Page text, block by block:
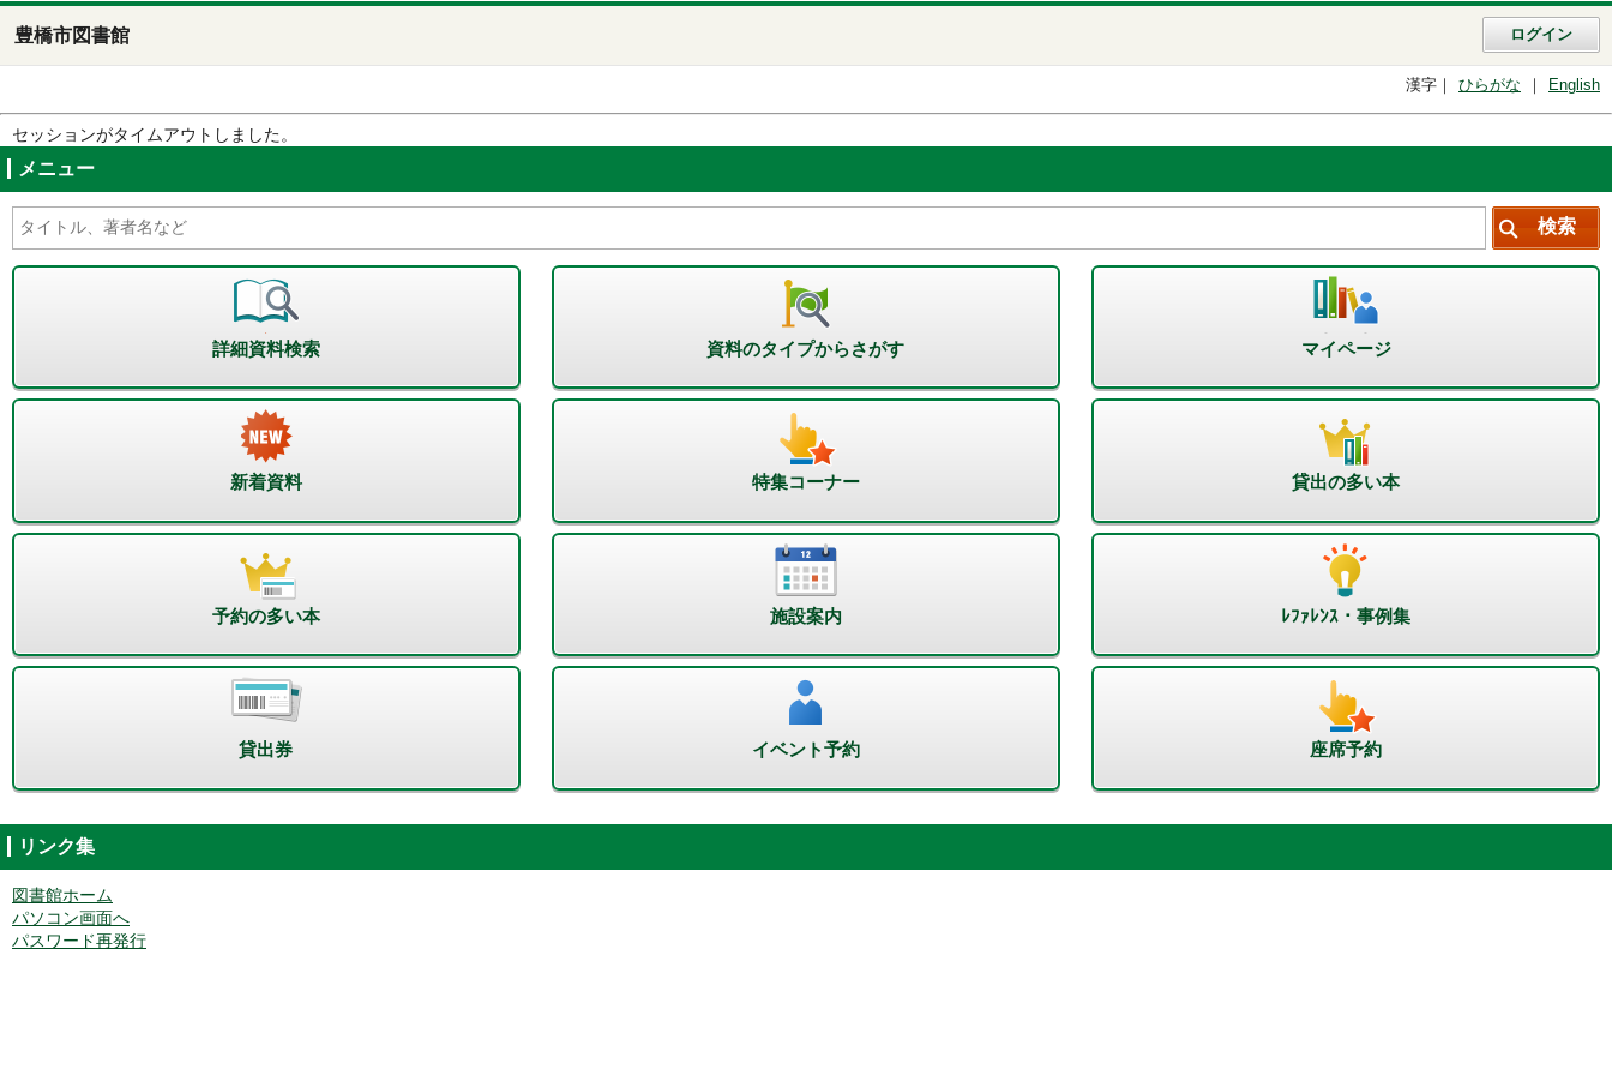
豊橋市図書館 ログイン
漢字 ひらがな English
セッションがタイムアウトしました。
メニュー
詳細資料検索 資料のタイプからさがす マイページ
新着資料 特集コーナー 貸出の多い本
予約の多い本 施設案内 ﾚﾌｧﾚﾝｽ・事例集
貸出券 イベント予約 座席予約
リンク集
図書館ホーム
パソコン画面へ
パスワード再発行